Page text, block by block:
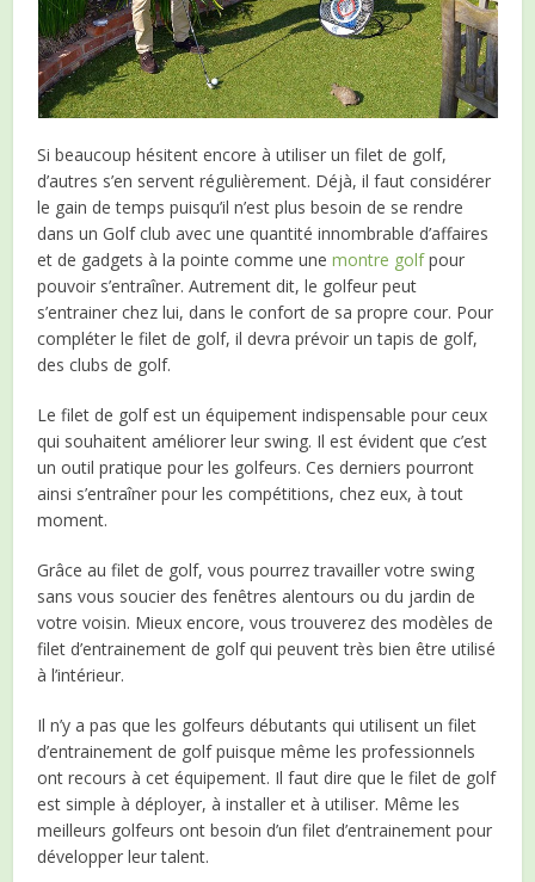
Si beaucoup hésitent encore à utiliser un filet de golf,
d’autres s’en servent régulièrement. Déjà, il faut considérer
le gain de temps puisqu’il n’est plus besoin de se rendre
dans un Golf club avec une quantité innombrable d’affaires
et de gadgets à la pointe comme unemontre golfpour
pouvoir s’entraîner. Autrement dit, le golfeur peut
s’entrainer chez lui, dans le confort de sa propre cour. Pour
compléter le filet de golf, il devra prévoir un tapis de golf,
des clubs de golf.
Le filet de golf est un équipement indispensable pour ceux
qui souhaitent améliorer leur swing. Il est évident que c’est
un outil pratique pour les golfeurs. Ces derniers pourront
ainsi s’entraîner pour les compétitions, chez eux, à tout
moment.
Grâce au filet de golf, vous pourrez travailler votre swing
sans vous soucier des fenêtres alentours ou du jardin de
votre voisin. Mieux encore, vous trouverez des modèles de
filet d’entrainement de golf qui peuvent très bien être utilisé
à l’intérieur.
Il n’y a pas que les golfeurs débutants qui utilisent un filet
d’entrainement de golf puisque même les professionnels
ont recours à cet équipement. Il faut dire que le filet de golf
est simple à déployer, à installer et à utiliser. Même les
meilleurs golfeurs ont besoin d’un filet d’entrainement pour
développer leur talent.